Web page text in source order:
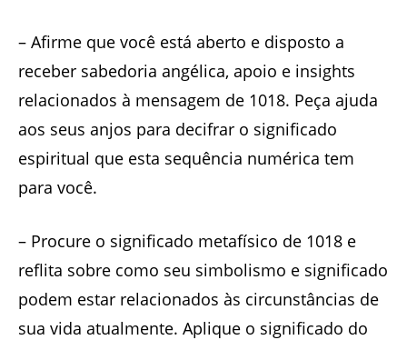
– Afirme que você está aberto e disposto a
receber sabedoria angélica, apoio e insights
relacionados à mensagem de 1018. Peça ajuda
aos seus anjos para decifrar o significado
espiritual que esta sequência numérica tem
para você.
– Procure o significado metafísico de 1018 e
reflita sobre como seu simbolismo e significado
podem estar relacionados às circunstâncias de
sua vida atualmente. Aplique o significado do